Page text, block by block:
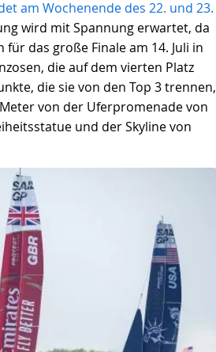
am Wochenende des 22. und 23.
wird mit Spannung erwartet, da
das große Finale am 14. Juli in
die auf dem vierten Platz
die sie von den Top 3 trennen,
von der Uferpromenade von
und der Skyline von